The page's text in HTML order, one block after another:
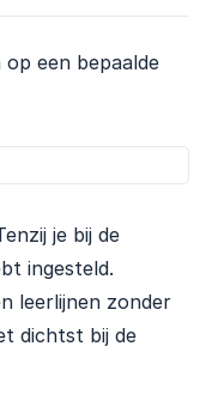
een bepaalde
je bij de
ingesteld.
leerlijnen zonder
dichtst bij de